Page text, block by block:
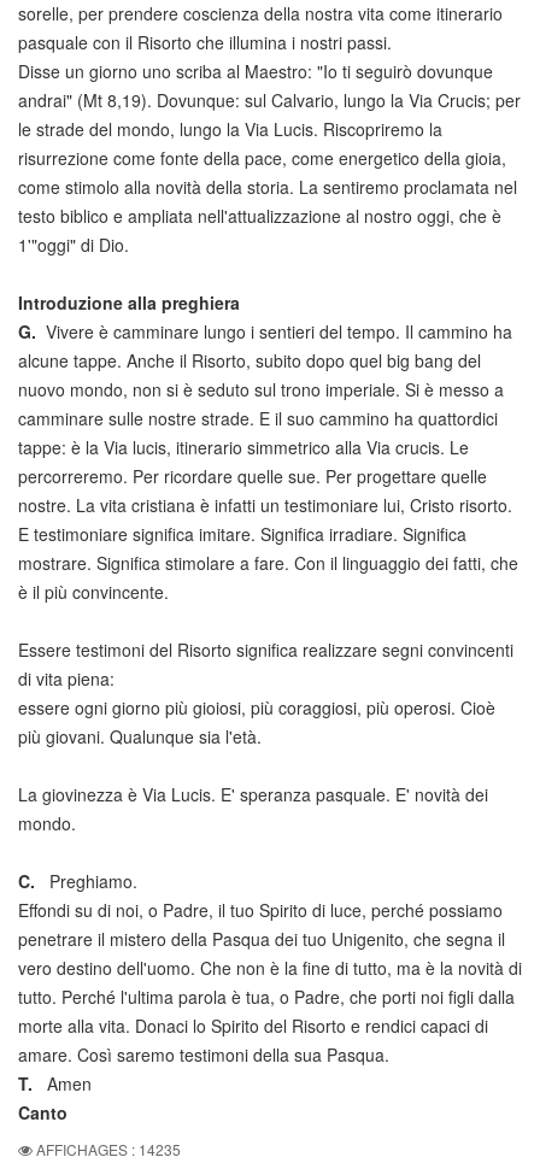
sorelle, per prendere coscienza della nostra vita come itinerario
pasquale con il Risorto che illumina i nostri passi.
Disse un giorno uno scriba al Maestro: "Io ti seguirò dovunque
andrai" (Mt 8,19). Dovunque: sul Calvario, lungo la Via Crucis; per
le strade del mondo, lungo la Via Lucis. Riscopriremo la
risurrezione come fonte della pace, come energetico della gioia,
come stimolo alla novità della storia. La sentiremo proclamata nel
testo biblico e ampliata nell'attualizzazione al nostro oggi, che è
1'"oggi" di Dio.
Introduzione alla preghiera
G. Vivere è camminare lungo i sentieri del tempo. Il cammino ha
alcune tappe. Anche il Risorto, subito dopo quel big bang del
nuovo mondo, non si è seduto sul trono imperiale. Si è messo a
camminare sulle nostre strade. E il suo cammino ha quattordici
tappe: è la Via lucis, itinerario simmetrico alla Via crucis. Le
percorreremo. Per ricordare quelle sue. Per progettare quelle
nostre. La vita cristiana è infatti un testimoniare lui, Cristo risorto.
E testimoniare significa imitare. Significa irradiare. Significa
mostrare. Significa stimolare a fare. Con il linguaggio dei fatti, che
è il più convincente.
Essere testimoni del Risorto significa realizzare segni convincenti
di vita piena:
essere ogni giorno più gioiosi, più coraggiosi, più operosi. Cioè
più giovani. Qualunque sia l'età.
La giovinezza è Via Lucis. E' speranza pasquale. E' novità dei
mondo.
C. Preghiamo.
Effondi su di noi, o Padre, il tuo Spirito di luce, perché possiamo
penetrare il mistero della Pasqua dei tuo Unigenito, che segna il
vero destino dell'uomo. Che non è la fine di tutto, ma è la novità di
tutto. Perché l'ultima parola è tua, o Padre, che porti noi figli dalla
morte alla vita. Donaci lo Spirito del Risorto e rendici capaci di
amare. Così saremo testimoni della sua Pasqua.
T. Amen
Canto
AFFICHAGES : 14235